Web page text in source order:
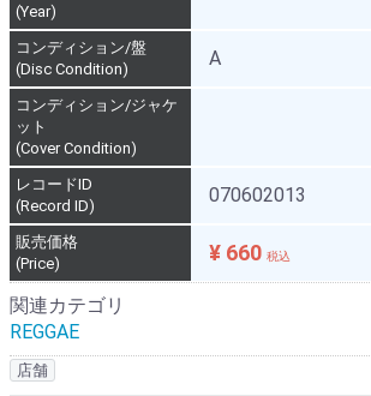
(Year)
コンディション/盤
(Disc Condition)
A
コンディション/ジャケ
ット
(Cover Condition)
レコードID
(Record ID)
070602013
販売価格
(Price)
¥ 660 税込
関連カテゴリ
REGGAE
店舗